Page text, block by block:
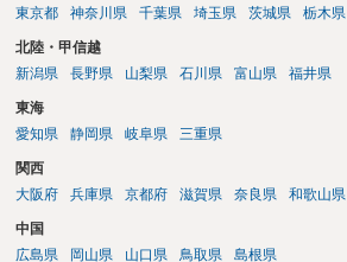
東京都
神奈川県 千葉県 埼玉県 茨城県 栃木県
北陸・甲信越
新潟県
長野県 山梨県 石川県 富山県 福井県
東海
愛知県
静岡県 岐阜県 三重県
関西
大阪府
兵庫県 京都府 滋賀県 奈良県 和歌山県
中国
広島県
岡山県 山口県 鳥取県 島根県